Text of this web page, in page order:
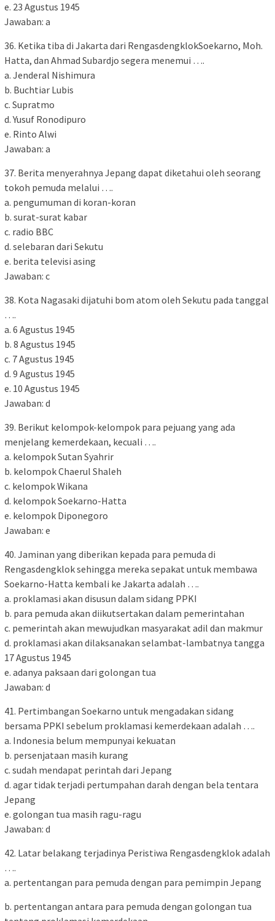
e. 23 Agustus 1945
Jawaban: a
36. Ketika tiba di Jakarta dari RengasdengklokSoekarno, Moh.
Hatta, dan Ahmad Subardjo segera menemui ….
a. Jenderal Nishimura
b. Buchtiar Lubis
c. Supratmo
d. Yusuf Ronodipuro
e. Rinto Alwi
Jawaban: a
37. Berita menyerahnya Jepang dapat diketahui oleh seorang
tokoh pemuda melalui ….
a. pengumuman di koran-koran
b. surat-surat kabar
c. radio BBC
d. selebaran dari Sekutu
e. berita televisi asing
Jawaban: c
38. Kota Nagasaki dijatuhi bom atom oleh Sekutu pada tanggal
….
a. 6 Agustus 1945
b. 8 Agustus 1945
c. 7 Agustus 1945
d. 9 Agustus 1945
e. 10 Agustus 1945
Jawaban: d
39. Berikut kelompok-kelompok para pejuang yang ada
menjelang kemerdekaan, kecuali ….
a. kelompok Sutan Syahrir
b. kelompok Chaerul Shaleh
c. kelompok Wikana
d. kelompok Soekarno-Hatta
e. kelompok Diponegoro
Jawaban: e
40. Jaminan yang diberikan kepada para pemuda di
Rengasdengklok sehingga mereka sepakat untuk membawa
Soekarno-Hatta kembali ke Jakarta adalah ….
a. proklamasi akan disusun dalam sidang PPKI
b. para pemuda akan diikutsertakan dalam pemerintahan
c. pemerintah akan mewujudkan masyarakat adil dan makmur
d. proklamasi akan dilaksanakan selambat-lambatnya tangga
17 Agustus 1945
e. adanya paksaan dari golongan tua
Jawaban: d
41. Pertimbangan Soekarno untuk mengadakan sidang
bersama PPKI sebelum proklamasi kemerdekaan adalah ….
a. Indonesia belum mempunyai kekuatan
b. persenjataan masih kurang
c. sudah mendapat perintah dari Jepang
d. agar tidak terjadi pertumpahan darah dengan bela tentara
Jepang
e. golongan tua masih ragu-ragu
Jawaban: d
42. Latar belakang terjadinya Peristiwa Rengasdengklok adalah
….
a. pertentangan para pemuda dengan para pemimpin Jepang
b. pertentangan antara para pemuda dengan golongan tua